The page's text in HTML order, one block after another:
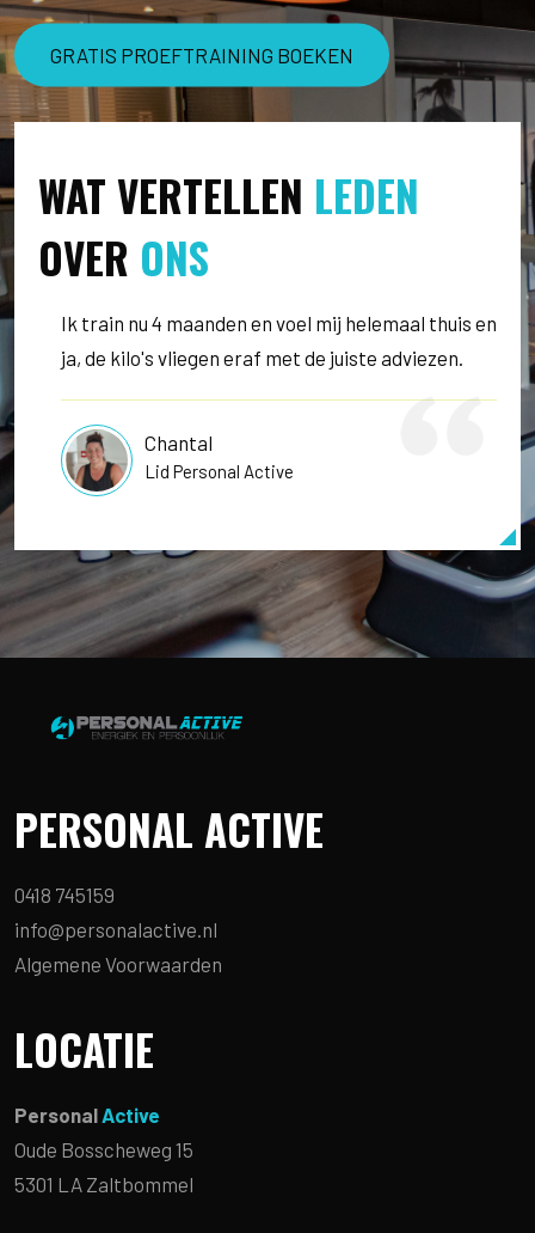
GRATIS PROEFTRAINING BOEKEN
WAT VERTELLEN LEDEN
OVER ONS
Ik train nu 4 maanden en voel mij helemaal thuis en
ja, de kilo's vliegen eraf met de juiste adviezen.
Chantal
Lid Personal Active
PERSONAL ACTIVE
0418 745159
info@personalactive.nl
Algemene Voorwaarden
LOCATIE
Personal Active
Oude Bosscheweg 15
5301 LA Zaltbommel